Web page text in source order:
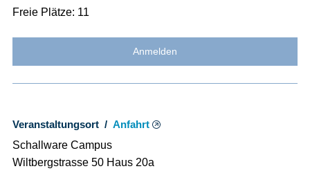
Freie Plätze: 11
Anmelden
Veranstaltungsort /Anfahrt
Schallware Campus
Wiltbergstrasse 50 Haus 20a